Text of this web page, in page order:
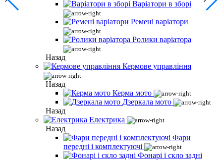
Варіатори в зборі
Ремені варіатори
Ролики варіатора
Назад
Кермове управління
Назад
Керма мото
Дзеркала мото
Назад
Електрика
Назад
Фари
передні і комплектуючі
Фонарі і скло задні